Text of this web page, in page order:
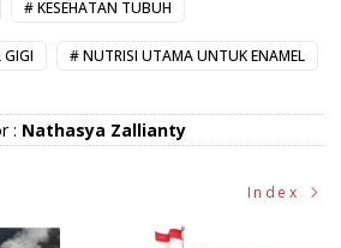
KESEHATAN TUBUH
GIGI NUTRISI UTAMA UNTUK ENAMEL
: Nathasya Zallianty
Index